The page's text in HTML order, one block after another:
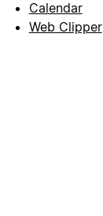
Calendar
Web Clipper